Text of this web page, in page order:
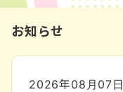
お知らせ
2026年08月07日